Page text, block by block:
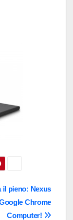
il pieno: Nexus
Chrome
Computer!